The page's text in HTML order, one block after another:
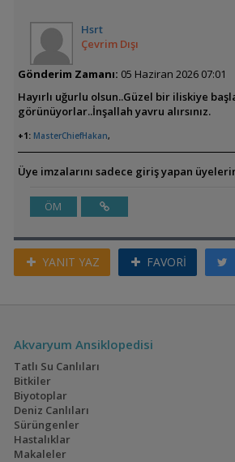
Hsrt
Çevrim Dışı
Gönderim Zamanı: 05 Haziran 2026 07:01
Hayırlı uğurlu olsun..Güzel bir iliskiye
görünüyorlar..İnşallah yavru alırsınız.
+1: MasterChiefHakan,
Üye imzalarını sadece giriş yapan
ÖM
YANIT YAZ FAVORİ
Akvaryum Ansiklopedisi
Tatlı Su Canlıları
Bitkiler
Biyotoplar
Deniz Canlıları
Sürüngenler
Hastalıklar
Makaleler